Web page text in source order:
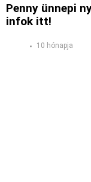
Penny ünnepi
infok itt!
10 hónapja